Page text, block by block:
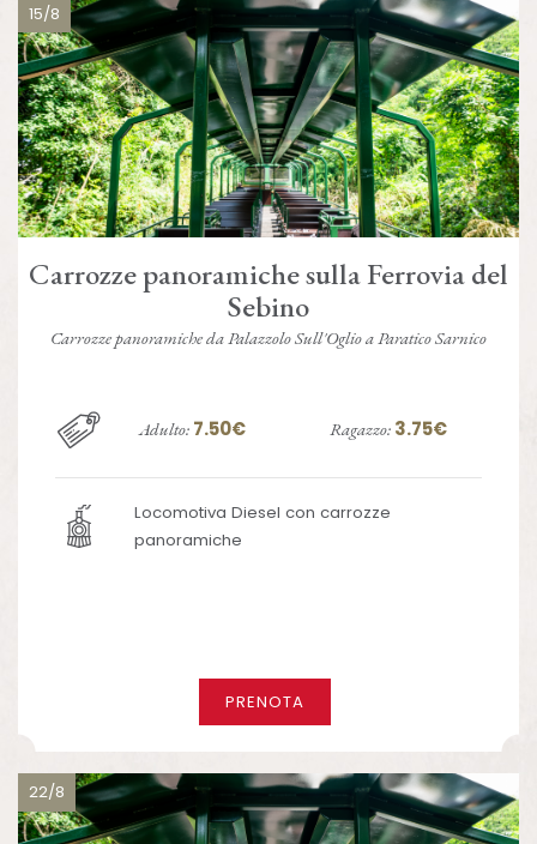
15/8
Carrozze panoramiche sulla Ferrovia del
Sebino
Carrozze panoramiche da Palazzolo Sull'Oglio a Paratico Sarnico
Adulto: 7.50€ Ragazzo: 3.75€
Locomotiva Diesel con carrozze
panoramiche
PRENOTA
22/8